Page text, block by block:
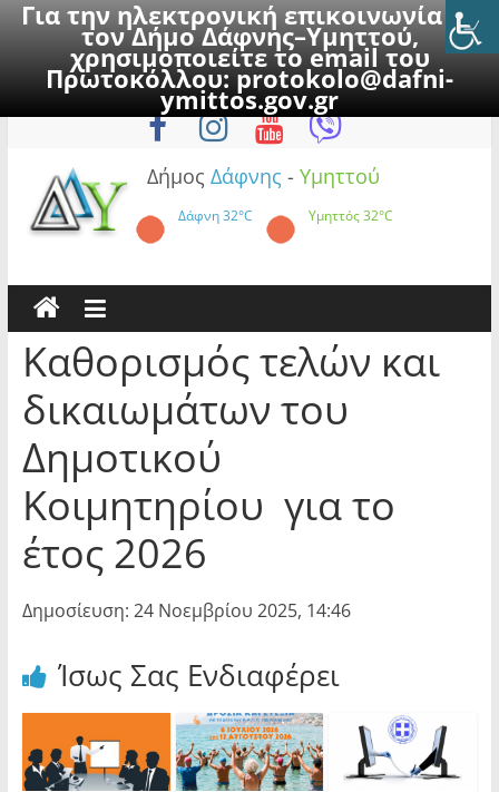
Για την ηλεκτρονική επικοινωνία με
τον Δήμο Δάφνης–Υμηττού,
χρησιμοποιείτε το email του
Πρωτοκόλλου:protokolo@dafni-
ymittos.gov.gr
to
Κυριακή, 9 Αυγούστου 2026
Δήμος Δάφνης - Υμηττού
Δάφνη32°C Υμηττός32°C
Καθορισμός τελών και
δικαιωμάτων του
Δημοτικού
Κοιμητηρίου για το
έτος 2026
Δημοσίευση: 24 Νοεμβρίου 2025, 14:46
Ίσως Σας Ενδιαφέρει